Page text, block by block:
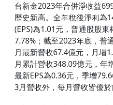
台新金2023年合併淨收益
歷史新高。全年稅後淨利為
(EPS)為1.01元，普通股股東
7.78%；截至2023年底，普
月最新營收67.4億元，月增
月累計營收348.09億元，年
最新EPS為0.36元，季增
3月營收外，每月營收皆優於